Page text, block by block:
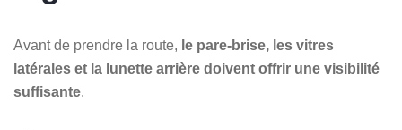
Avant de prendre la route, le pare-brise, les vitres
latérales et la lunette arrière doivent offrir une visibilité
suffisante.